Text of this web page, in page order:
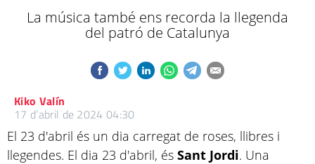
La música també ens recorda la llegenda
del patró de Catalunya
Kiko Valín
17 d’abril de 2024 04:30
El 23 d'abril és un dia carregat de roses, llibres i
llegendes. El dia 23 d'abril, és Sant Jordi. Una